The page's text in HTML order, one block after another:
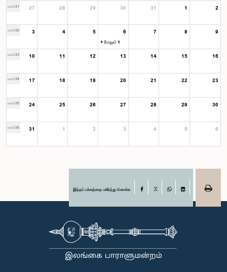
வாரம்31 27 28 29 30 31 1 2
வாரம்32 3 4 5 6
+ மேலும் 1
7 8 9
வாரம்33 10 11 12 13 14 15 16
வாரம்34 17 18 19 20 21 22 23
வாரம்35 24 25 26 27 28 29 30
வாரம்36 31 1 2 3 4 5 6
இந்தப் பக்கத்தை பகிர்ந்து கொள்க Facebook